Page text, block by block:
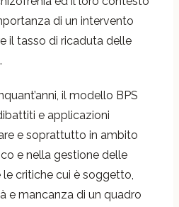
di un intervento
il tasso di ricaduta delle
il modello BPS
e applicazioni
e soprattutto in ambito
e nella gestione delle
critiche cui è soggetto,
e mancanza di un quadro